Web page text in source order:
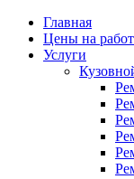
Главная
Цены на
Услуги